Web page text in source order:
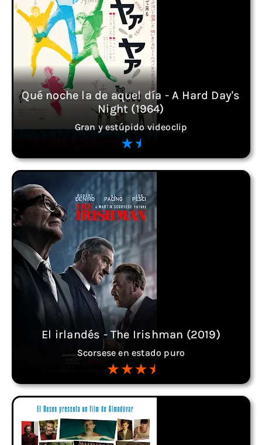
Qué noche la de aquel día - A Hard Day's
Night (1964)
Gran y estúpido videoclip
El irlandés - The Irishman (2019)
Scorsese en estado puro